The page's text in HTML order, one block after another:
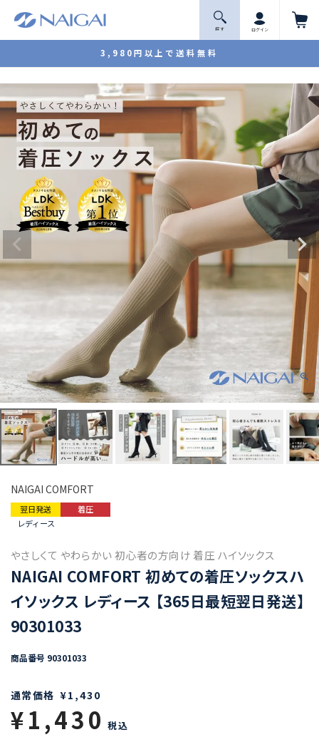
3,980円以上で送料無料
探 す ログイン
NAIGAI COMFORT
翌日発送
着圧
レディース
やさしくて やわらかい 初心者の方向け 着圧 ハイソックス
NAIGAI COMFORT 初めての着圧ソックスハ
イソックス レディース 【365日最短翌日発送】
90301033
商品番号 90301033
通常価格 ¥1,430
¥1,430 税込